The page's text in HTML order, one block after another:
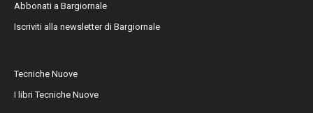
Abbonati a Bargiornale
Iscriviti alla newsletter di Bargiornale
Tecniche Nuove
I libri Tecniche Nuove